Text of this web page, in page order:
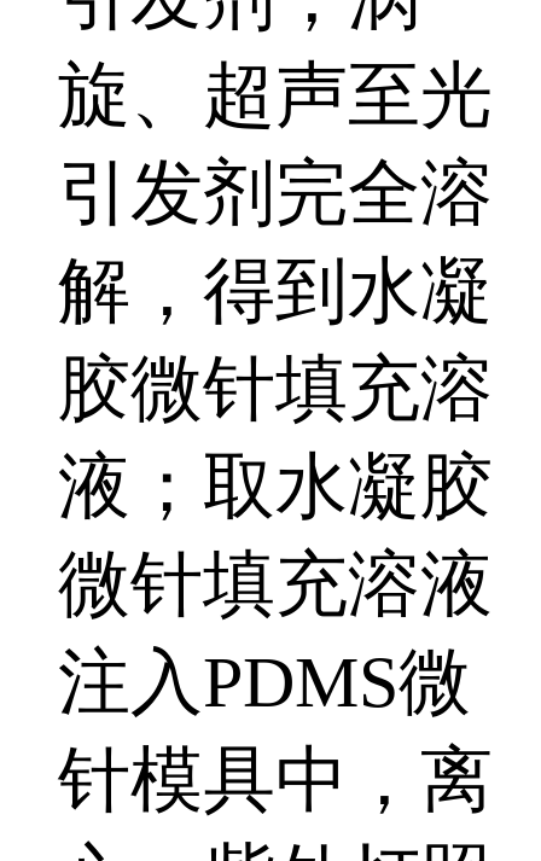
旋、超声至光
引发剂完全溶
解，得到水凝
胶微针填充溶
液；取水凝胶
微针填充溶液
注入PDMS微
针模具中，离